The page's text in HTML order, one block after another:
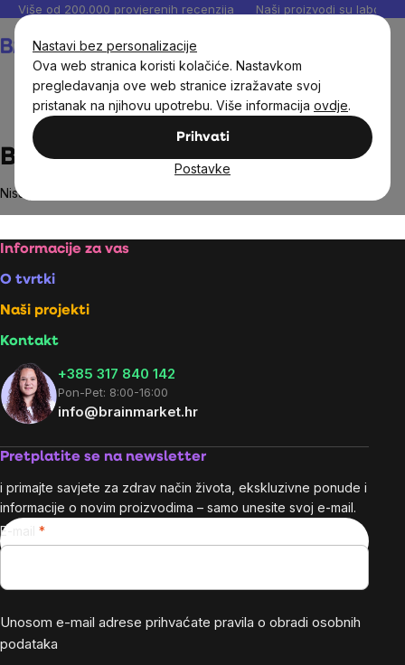
Nastavi bez personalizacije
Ova web stranica koristi kolačiće. Nastavkom
pregledavanja ove web stranice izražavate svoj
pristanak na njihovu upotrebu. Više informacija ovdje.
Prihvati
Postavke
Preskoči
sadržaj
Više od 200.000 provjerenih recenzija Naši proizvodi su
Botter
Nisu pronađeni proizvodi marke
Footer
Informacije za vas
O tvrtki
Naši projekti
Kontakt
+385 317 840 142
Pon-Pet: 8:00-16:00
info@brainmarket.hr
Pretplatite se na newsletter
i primajte savjete za zdrav način života, ekskluzivne ponude i
informacije o novim proizvodima – samo unesite svoj e-mail.
E-mail
Unosom e-mail adrese prihvaćate pravila o obradi osobnih
podataka